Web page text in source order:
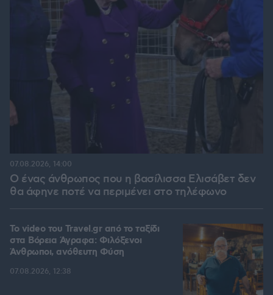
Ο ένας άνθρωπος που η βασίλισσα Ελισάβετ δεν
θα άφηνε ποτέ να περιμένει στο τηλέφωνο
07.08.2026, 14:00
To video του Travel.gr από το ταξίδι
στα Βόρεια Άγραφα: Φιλόξενοι
Άνθρωποι, ανόθευτη Φύση
07.08.2026, 12:38